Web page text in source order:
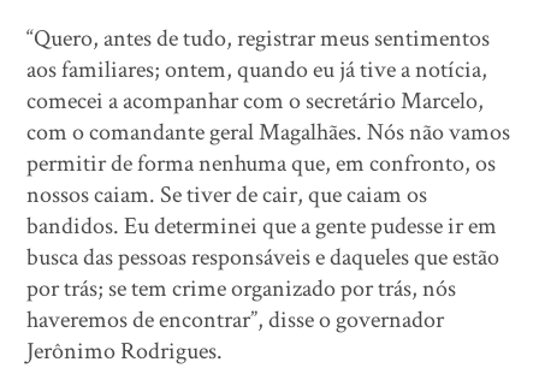
“Quero, antes de tudo, registrar meus sentimentos
aos familiares; ontem, quando eu já tive a notícia,
comecei a acompanhar com o secretário Marcelo,
com o comandante geral Magalhães. Nós não vamos
permitir de forma nenhuma que, em confronto, os
nossos caiam. Se tiver de cair, que caiam os
bandidos. Eu determinei que a gente pudesse ir em
busca das pessoas responsáveis e daqueles que estão
por trás; se tem crime organizado por trás, nós
haveremos de encontrar”, disse o governador
Jerônimo Rodrigues.